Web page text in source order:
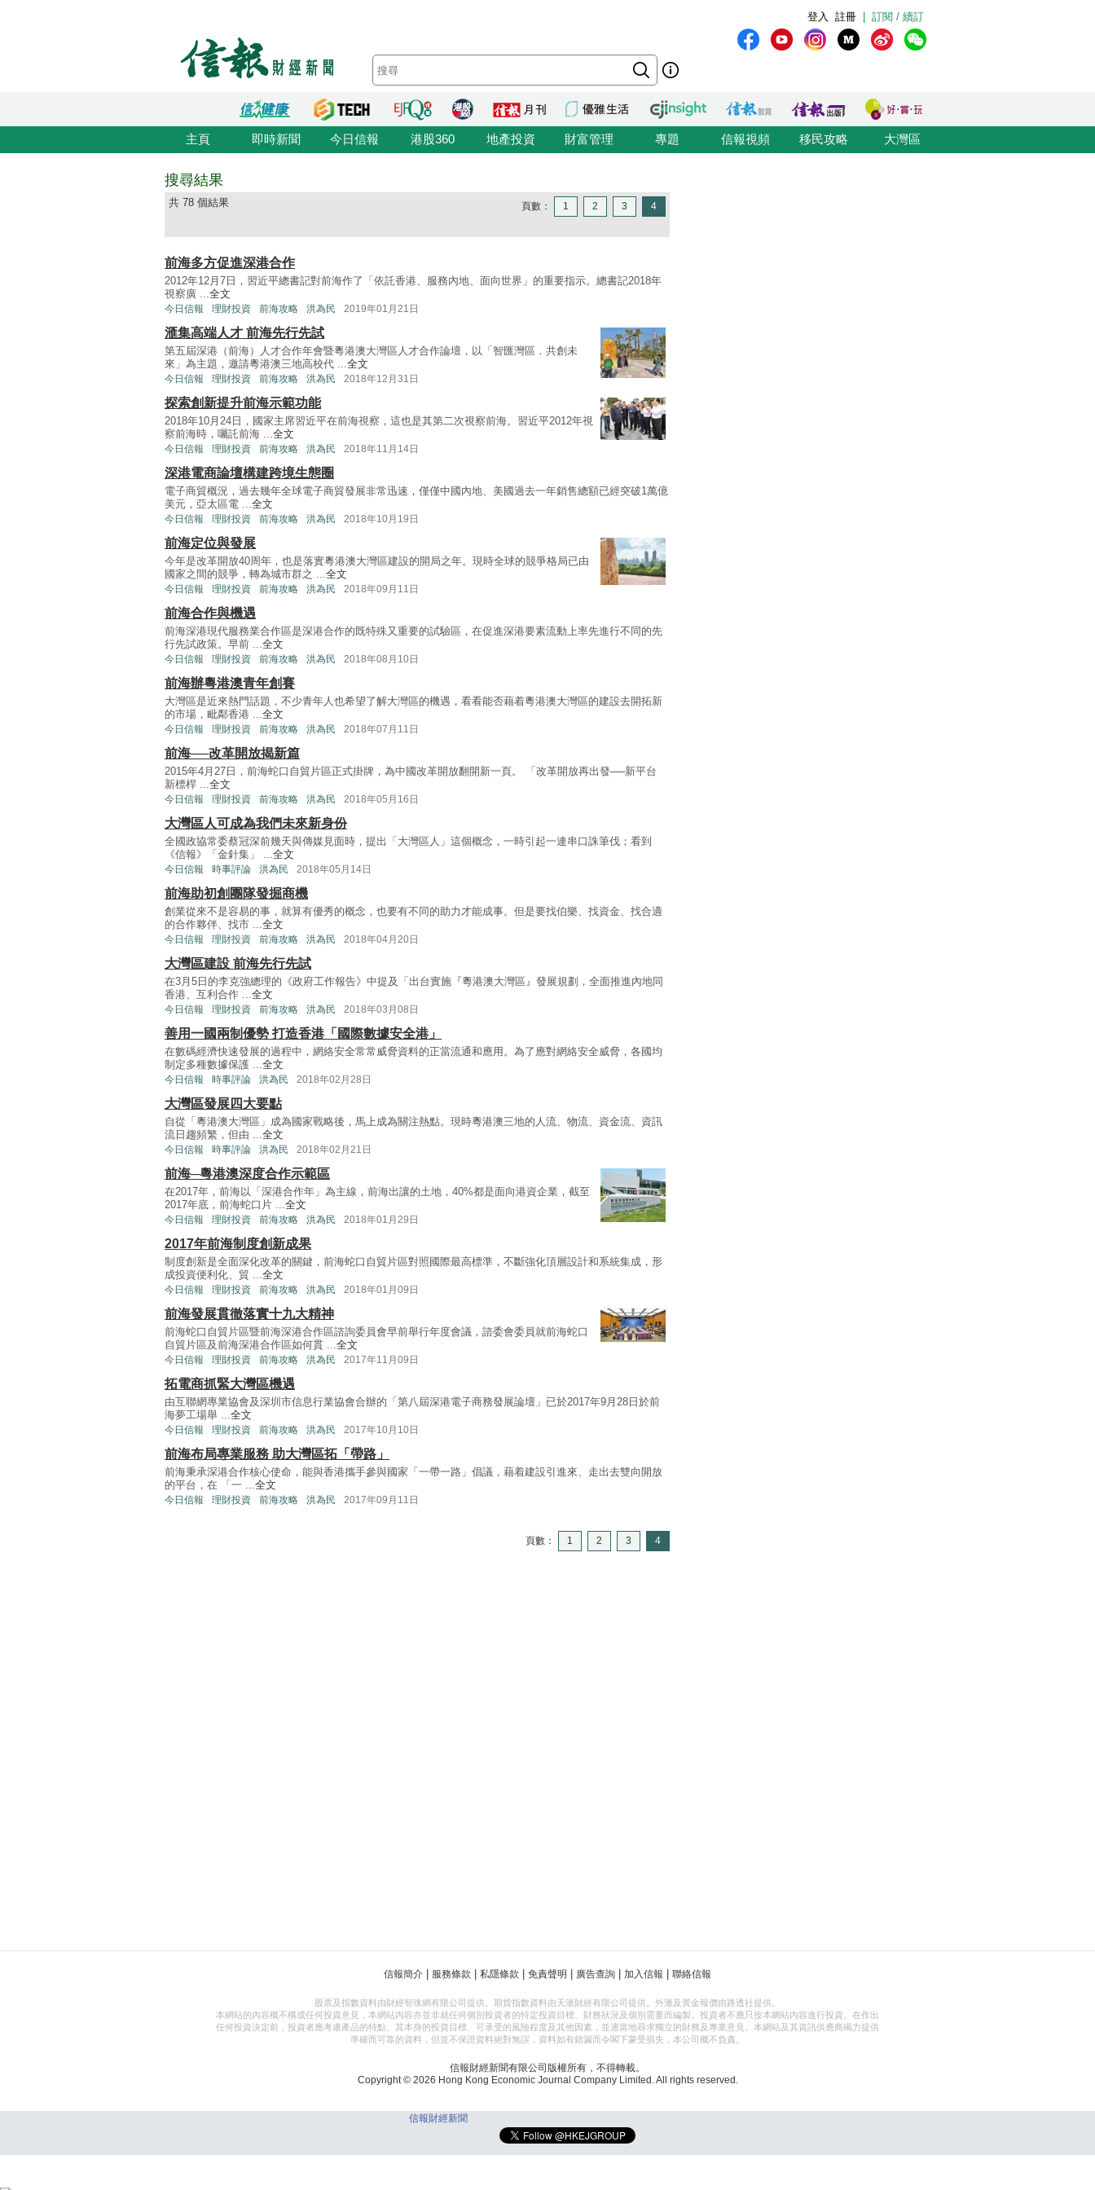
訂閱 / 續訂
註冊
登入
主頁 即時新聞 今日信報 港股360 地產投資 財富管理 專題 信報視頻 移民攻略 大灣區
搜尋結果
共 78 個結果 頁數： 1 2 3 4
前海多方促進深港合作
2012年12月7日，習近平總書記對前海作了「依託香港、服務內地、面向世界」的重要指示。總書記2018年
視察廣 ...全文
今日信報 理財投資 前海攻略 洪為民 2019年01月21日
滙集高端人才 前海先行先試
第五屆深港（前海）人才合作年會暨粵港澳大灣區人才合作論壇，以「智匯灣區．共創未
來」為主題，邀請粵港澳三地高校代 ...全文
今日信報 理財投資 前海攻略 洪為民 2018年12月31日
探索創新提升前海示範功能
2018年10月24日，國家主席習近平在前海視察，這也是其第二次視察前海。習近平2012年視
察前海時，囑託前海 ...全文
今日信報 理財投資 前海攻略 洪為民 2018年11月14日
深港電商論壇構建跨境生態圈
電子商貿概況，過去幾年全球電子商貿發展非常迅速，僅僅中國內地、美國過去一年銷售總額已經突破1萬億
美元，亞太區電 ...全文
今日信報 理財投資 前海攻略 洪為民 2018年10月19日
前海定位與發展
今年是改革開放40周年，也是落實粵港澳大灣區建設的開局之年。現時全球的競爭格局已由
國家之間的競爭，轉為城市群之 ...全文
今日信報 理財投資 前海攻略 洪為民 2018年09月11日
前海合作與機遇
前海深港現代服務業合作區是深港合作的既特殊又重要的試驗區，在促進深港要素流動上率先進行不同的先
行先試政策。早前 ...全文
今日信報 理財投資 前海攻略 洪為民 2018年08月10日
前海辦粵港澳青年創賽
大灣區是近來熱門話題，不少青年人也希望了解大灣區的機遇，看看能否藉着粵港澳大灣區的建設去開拓新
的市場，毗鄰香港 ...全文
今日信報 理財投資 前海攻略 洪為民 2018年07月11日
前海──改革開放揭新篇
2015年4月27日，前海蛇口自貿片區正式掛牌，為中國改革開放翻開新一頁。 「改革開放再出發──新平台
新標桿 ...全文
今日信報 理財投資 前海攻略 洪為民 2018年05月16日
大灣區人可成為我們未來新身份
全國政協常委蔡冠深前幾天與傳媒見面時，提出「大灣區人」這個概念，一時引起一連串口誅筆伐；看到
《信報》「金針集」 ...全文
今日信報 時事評論 洪為民 2018年05月14日
前海助初創團隊發掘商機
創業從來不是容易的事，就算有優秀的概念，也要有不同的助力才能成事。但是要找伯樂、找資金、找合適
的合作夥伴、找市 ...全文
今日信報 理財投資 前海攻略 洪為民 2018年04月20日
大灣區建設 前海先行先試
在3月5日的李克強總理的《政府工作報告》中提及「出台實施『粵港澳大灣區』發展規劃，全面推進內地同
香港、互利合作 ...全文
今日信報 理財投資 前海攻略 洪為民 2018年03月08日
善用一國兩制優勢 打造香港「國際數據安全港」
在數碼經濟快速發展的過程中，網絡安全常常威脅資料的正當流通和應用。為了應對網絡安全威脅，各國均
制定多種數據保護 ...全文
今日信報 時事評論 洪為民 2018年02月28日
大灣區發展四大要點
自從「粵港澳大灣區」成為國家戰略後，馬上成為關注熱點。現時粵港澳三地的人流、物流、資金流、資訊
流日趨頻繁，但由 ...全文
今日信報 時事評論 洪為民 2018年02月21日
前海─粵港澳深度合作示範區
在2017年，前海以「深港合作年」為主線，前海出讓的土地，40%都是面向港資企業，截至
2017年底，前海蛇口片 ...全文
今日信報 理財投資 前海攻略 洪為民 2018年01月29日
2017年前海制度創新成果
制度創新是全面深化改革的關鍵，前海蛇口自貿片區對照國際最高標準，不斷強化頂層設計和系統集成，形
成投資便利化、貿 ...全文
今日信報 理財投資 前海攻略 洪為民 2018年01月09日
前海發展貫徹落實十九大精神
前海蛇口自貿片區暨前海深港合作區諮詢委員會早前舉行年度會議，諮委會委員就前海蛇口
自貿片區及前海深港合作區如何貫 ...全文
今日信報 理財投資 前海攻略 洪為民 2017年11月09日
拓電商抓緊大灣區機遇
由互聯網專業協會及深圳市信息行業協會合辦的「第八屆深港電子商務發展論壇」已於2017年9月28日於前
海夢工場舉 ...全文
今日信報 理財投資 前海攻略 洪為民 2017年10月10日
前海布局專業服務 助大灣區拓「帶路」
前海秉承深港合作核心使命，能與香港攜手參與國家「一帶一路」倡議，藉着建設引進來、走出去雙向開放
的平台，在 「一 ...全文
今日信報 理財投資 前海攻略 洪為民 2017年09月11日
頁數： 1 2 3 4
信報簡介 服務條款 私隱條款 免責聲明 廣告查詢 加入信報 聯絡信報
股票及指數資料由財經智珠網有限公司提供。期貨指數資料由天滙財經有限公司提供。外滙及黃金報價由路透社提供。
本網站的內容概不構成任何投資意見，本網站內容亦並非就任何個別投資者的特定投資目標、財務狀況及個別需要而編製。投資者不應只按本網站內容進行投資。在作出
任何投資決定前，投資者應考慮產品的特點、其本身的投資目標、可承受的風險程度及其他因素，並適當地尋求獨立的財務及專業意見。本網站及其資訊供應商竭力提供
準確而可靠的資料，但並不保證資料絕對無誤，資料如有錯漏而令閣下蒙受損失，本公司概不負責。
信報財經新聞有限公司版權所有，不得轉載。
Copyright © 2026 Hong Kong Economic Journal Company Limited. All rights reserved.
信報財經新聞